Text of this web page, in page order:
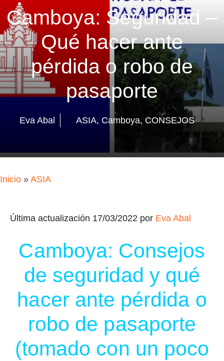
Camboya: Seguridad –
Qué hacer ante
pérdida o robo de
pasaporte
Eva Abal ASIA, Camboya, CONSEJOS
Inicio » ASIA
Última actualización 17/03/2022 por Eva Abal
Camboya: Consejos
de seguridad y qué
hacer ante pérdida o
robo de pasaporte
(tomado con un poco